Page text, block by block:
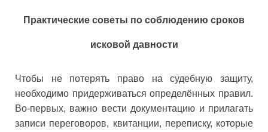
Практические советы по соблюдению сроков
исковой давности
Чтобы не потерять право на судебную защиту,
необходимо придерживаться определённых правил.
Во-первых, важно вести документацию и прилагать
записи переговоров, квитанции, переписку, которые